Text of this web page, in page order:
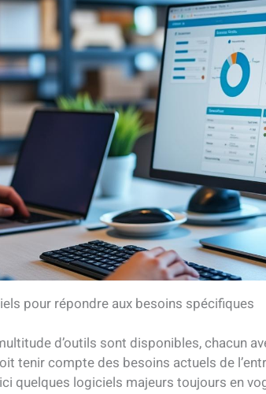
pour répondre aux besoins spécifiques
d’outils sont disponibles, chacun
tenir compte des besoins actuels de
quelques logiciels majeurs toujours en